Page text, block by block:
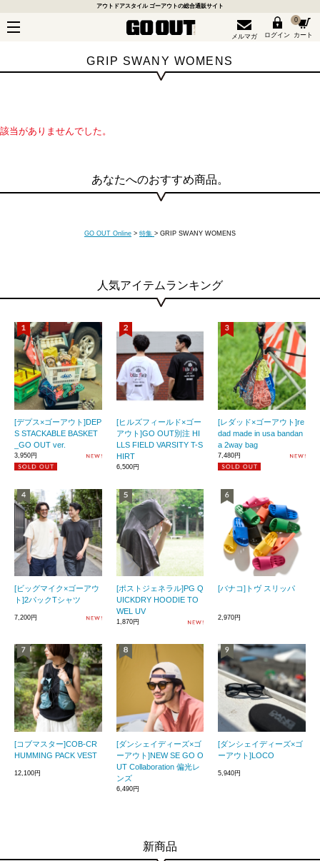
アウトドアスタイル ゴーアウトの総合通販サイト
メルマガ ログイン
0
カート
GRIP SWANY WOMENS
該当がありませんでした。
あなたへのおすすめ商品。
GO OUT Online > 特集 > GRIP SWANY WOMENS
人気アイテムランキング
[デプス×ゴーアウト]DEP
S STACKABLE BASKET
_GO OUT ver.
3,950円
[ヒルズフィールド×ゴー
アウト]GO OUT別注 HI
LLS FIELD VARSITY T-S
HIRT
6,500円
[レダッド×ゴーアウト]re
dad made in usa bandan
a 2way bag
7,480円
[ビッグマイク×ゴーアウ
ト]2パックTシャツ
7,200円
[ポストジェネラル]PG Q
UICKDRY HOODIE TO
WEL UV
1,870円
[バナコ]トヴ スリッパ
2,970円
[コブマスター]COB-CR
HUMMING PACK VEST
12,100円
[ダンシェイディーズ×ゴ
ーアウト]NEW SE GO O
UT Collaboration 偏光レ
ンズ
6,490円
[ダンシェイディーズ×ゴ
ーアウト]LOCO
5,940円
新商品